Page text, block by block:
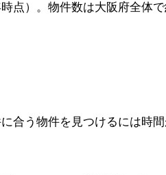
点）。物件数は大阪府全体
合う物件を見つけるには時間